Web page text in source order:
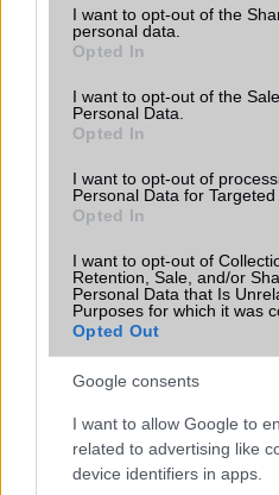
not limited to your visit or
grant or deny consent to
use your data for below
consent section.
I want to opt-out of the
personal data.
Opted In
I want to opt-out of the
Personal Data.
Opted In
I want to opt-out of
Personal Data for Targeted
Opted In
I want to opt-out of
Retention, Sale, and/or
Personal Data that Is
Purposes for which it was
Opted Out
Google consents
I want to allow Google to
related to advertising like
device identifiers in apps.
Flight mode
Terület
Funkciók
Védelem
SAR
N/A = Nincs adat. Legutóbbi frissítés: